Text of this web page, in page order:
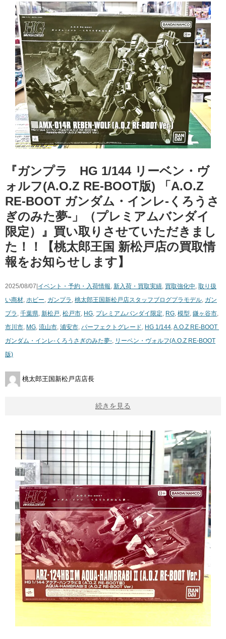
『ガンプラ HG ​1/144 ​リーベン・ヴ
ォルフ(A.O.Z ​RE-BOOT版) ​「A.O.Z ​
RE-BOOT ​ガンダム・インレ-くろうさ
ぎのみた夢-」（​プレミアムバンダイ
限定）』買い取りさせていただきまし
た！！【桃太郎王国 新松戸店の買取情
報をお知らせします】
2025/08/07|イベント・予約・入荷情報, 新入荷・買取実績, 買取強化中, 取り扱
い商材, ホビー, ガンプラ , 桃太郎王国新松戸店スタッフブログプラモデル, ガン
プラ , 千葉県, 新松戸, 松戸市, HG, プレミアムバンダイ限定, RG, 模型, 鎌ヶ谷市,
市川市, MG, 流山市, 浦安市, パーフェクトグレード, HG ​1/144,A.O.Z ​RE-BOOT ​
ガンダム・インレ-くろうさぎのみた夢-, リーベン・ヴォルフ(A.O.Z ​RE-BOOT
版)
桃太郎王国新松戸店店長
続きを見る